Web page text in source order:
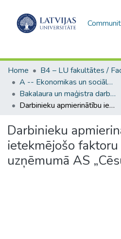
Home
A -- Ekonomikas un sociālo zinātņu fakultāte / Faculty of Economics and Social Sciences
Bakalaura un maģistra darbi (ESZF) / Bachelor's and Master's theses
Darbinieku apmierinātību ietekmējošo faktoru novērtējums uzņēmumā AS „Cēsu alus”.
Darbinieku
ietekmējošo
uzņēmumā AS